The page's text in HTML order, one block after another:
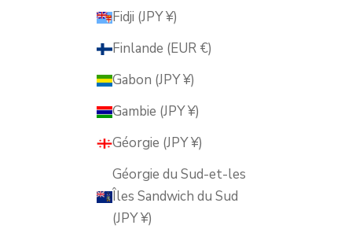
Fidji (JPY ¥)
Finlande (EUR €)
Gabon (JPY ¥)
Gambie (JPY ¥)
Géorgie (JPY ¥)
Géorgie du Sud-et-les
Îles Sandwich du Sud
(JPY ¥)